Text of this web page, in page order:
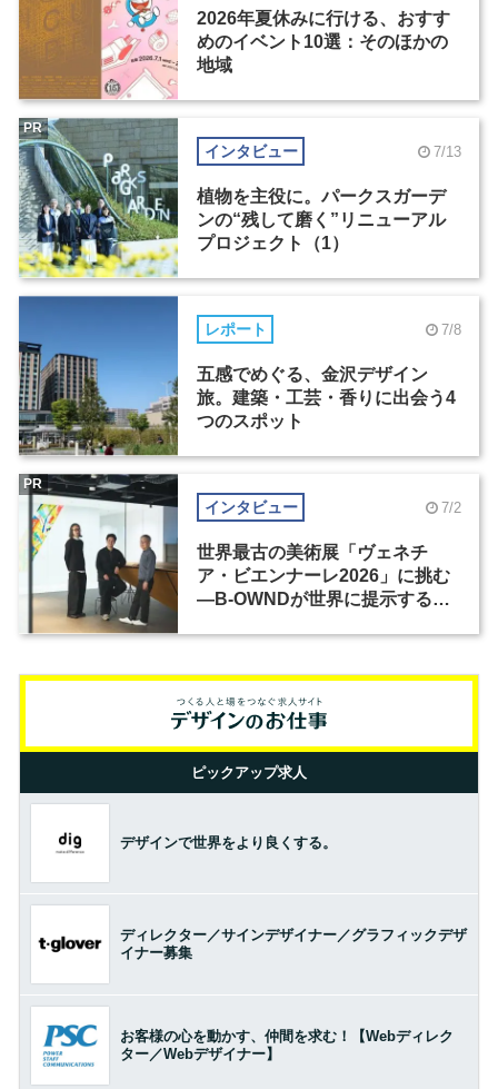
2026年夏休みに行ける、おすす
めのイベント10選：そのほかの
地域
インタビュー 7/13
植物を主役に。パークスガーデ
ンの“残して磨く”リニューアル
プロジェクト（1）
PR
レポート 7/8
五感でめぐる、金沢デザイン
旅。建築・工芸・香りに出会う4
つのスポット
インタビュー 7/2
世界最古の美術展「ヴェネチ
ア・ビエンナーレ2026」に挑む
―B-OWNDが世界に提示する美
PR
ピックアップ求人
デザインで世界をより良くする。
ディレクター／サインデザイナー／グラフィックデザ
イナー募集
お客様の心を動かす、仲間を求む！【Webディレク
ター／Webデザイナー】